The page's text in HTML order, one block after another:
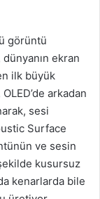
görüntü
dünyanın ekran
ilk büyük
arkadan
sesi
Surface
ve sesin
kusursuz
kenarlarda bile